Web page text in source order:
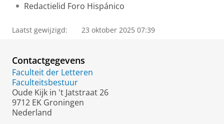
Redactielid Foro Hispánico
Laatst gewijzigd: 23 oktober 2025 07:39
Contactgegevens
Faculteit der Letteren
Faculteitsbestuur
Oude Kijk in 't Jatstraat 26
9712 EK Groningen
Nederland